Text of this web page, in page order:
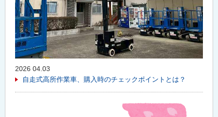
2026 04.03
自走式高所作業車、購入時のチェックポイントとは？